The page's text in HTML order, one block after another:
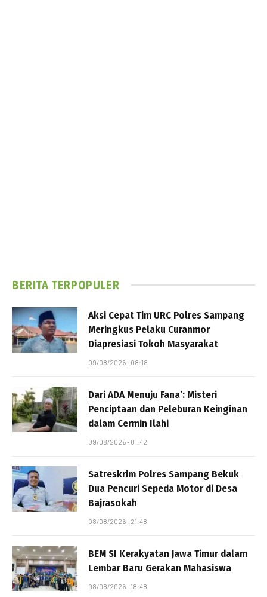
BERITA TERPOPULER
Aksi Cepat Tim URC Polres Sampang
Meringkus Pelaku Curanmor
Diapresiasi Tokoh Masyarakat
09/08/2026 - 08:18
Dari ADA Menuju Fana’: Misteri
Penciptaan dan Peleburan Keinginan
dalam Cermin Ilahi
09/08/2026 - 01:42
Satreskrim Polres Sampang Bekuk
Dua Pencuri Sepeda Motor di Desa
Bajrasokah
08/08/2026 - 21:48
BEM SI Kerakyatan Jawa Timur dalam
Lembar Baru Gerakan Mahasiswa
08/08/2026 - 18:48